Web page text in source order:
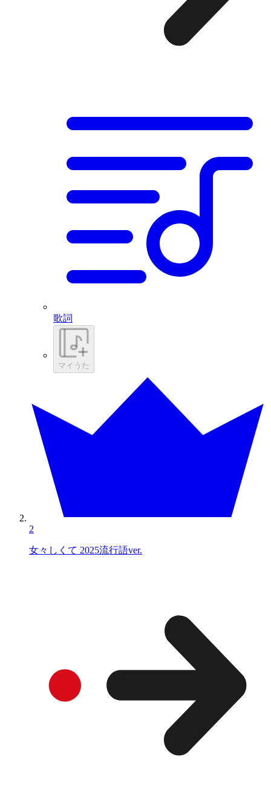
歌詞
マイうた
2
女々しくて 2025流行語ver.